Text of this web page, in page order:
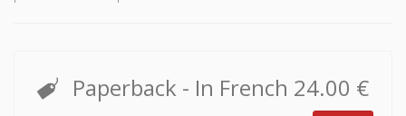
Paperback - In French 24.00 €